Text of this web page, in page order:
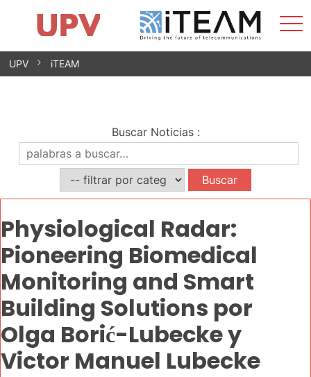
Saltar
Impacto
Grupos de investigación
Instalaciones
Spin-offs
Contacto
Prácticas
Noticias
Unidad de Igualdad
UPV iTEAM
Buscar Noticias:
Physiological Radar:
Pioneering Biomedical
Monitoring and Smart
Building Solutions por
Olga Borić-Lubecke y
Victor Manuel Lubecke